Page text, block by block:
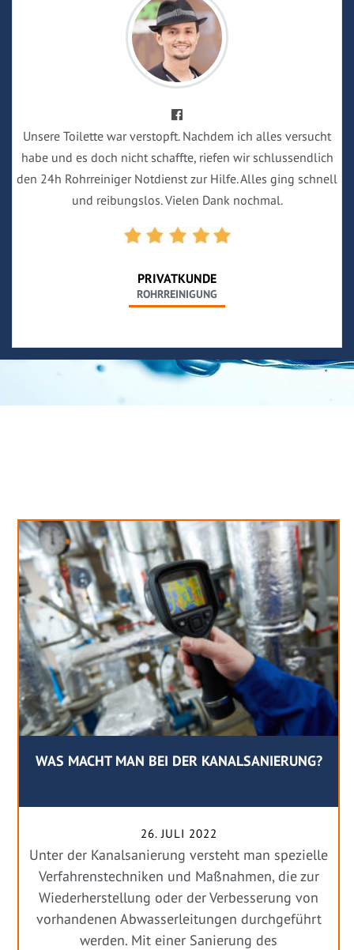
Unsere Toilette war verstopft. Nachdem ich alles versucht
habe und es doch nicht schaffte, riefen wir schlussendlich
den 24h Rohrreiniger Notdienst zur Hilfe. Alles ging schnell
und reibungslos. Vielen Dank nochmal.
PRIVATKUNDE
ROHRREINIGUNG
WAS MACHT MAN BEI DER KANALSANIERUNG?
26. JULI 2022
Unter der Kanalsanierung versteht man spezielle
Verfahrenstechniken und Maßnahmen, die zur
Wiederherstellung oder der Verbesserung von
vorhandenen Abwasserleitungen durchgeführt
werden. Mit einer Sanierung des